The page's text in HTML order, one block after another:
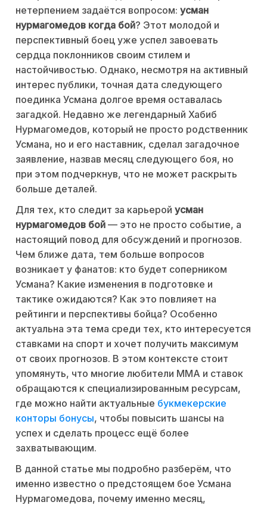
нетерпением задаётся вопросом: усман
нурмагомедов когда бой? Этот молодой и
перспективный боец уже успел завоевать
сердца поклонников своим стилем и
настойчивостью. Однако, несмотря на активный
интерес публики, точная дата следующего
поединка Усмана долгое время оставалась
загадкой. Недавно же легендарный Хабиб
Нурмагомедов, который не просто родственник
Усмана, но и его наставник, сделал загадочное
заявление, назвав месяц следующего боя, но
при этом подчеркнув, что не может раскрыть
больше деталей.
Для тех, кто следит за карьерой усман
нурмагомедов бой — это не просто событие, а
настоящий повод для обсуждений и прогнозов.
Чем ближе дата, тем больше вопросов
возникает у фанатов: кто будет соперником
Усмана? Какие изменения в подготовке и
тактике ожидаются? Как это повлияет на
рейтинги и перспективы бойца? Особенно
актуальна эта тема среди тех, кто интересуется
ставками на спорт и хочет получить максимум
от своих прогнозов. В этом контексте стоит
упомянуть, что многие любители MMA и ставок
обращаются к специализированным ресурсам,
где можно найти актуальные букмекерские
конторы бонусы, чтобы повысить шансы на
успех и сделать процесс ещё более
захватывающим.
В данной статье мы подробно разберём, что
именно известно о предстоящем бое Усмана
Нурмагомедова, почему именно месяц,